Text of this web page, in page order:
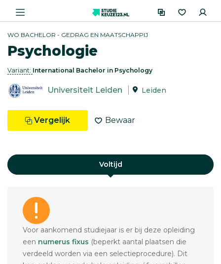
WO BACHELOR - GEDRAG EN MAATSCHAPPIJ
Psychologie
Variant: International Bachelor in Psychology
Universiteit Leiden Leiden
Vergelijk Bewaar
Voltijd
Voor aankomend studiejaar is er bij deze opleiding
een numerus fixus (beperkt aantal plaatsen die
verdeeld worden via een selectieprocedure). Dit